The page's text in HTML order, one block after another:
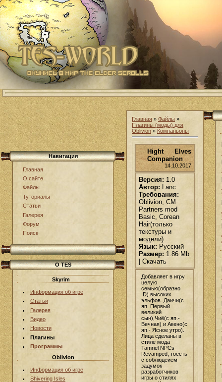
Навигация
Главная
О сайте
Файлы
Туториалы
Статьи
Галерея
Форум
Поиск
О TES
Skyrim
Информация об игре
Статьи
Галерея
Видео
Новости
Плагины
Программы
Oblivion
Информация об игре
Shivering Isles
Главная » Файлы »
Плагины (моды) для
Oblivion » Компаньоны
Hight Elves
Companion
14.10.2017
Версия: 1.0
Автор: Lanc
Требования:
Oblivion, CM
Partners mod
Basic, Corean
Hair(только
текстуры и
модели)
Язык: Русский
Размер: 1.86 Mb
| Скачать
Добавляет в игру
целую
семью(образно
:D) высоких
эльфов. Даичи(с
яп. Первый
великий
сын),Чиё(с яп.-
Вечная) и Акено(с
яп.- Ясное утро).
Лица сделаны в
стиле мода
Tamriel NPCs
Revamped, тоесть
с соблюдеием
задумок
разработчиков
игры о стилях